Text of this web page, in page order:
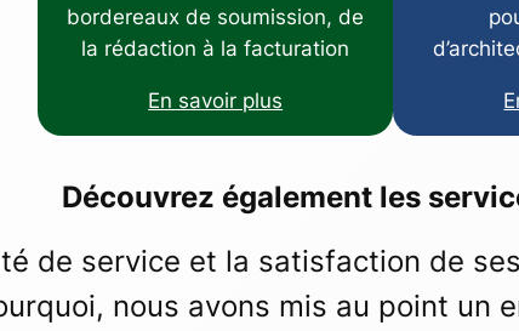
bordereaux de soumission, de
la rédaction à la facturation
En savoir plus
Découvrez également les
de service et la satisfaction de
nous avons mis au point